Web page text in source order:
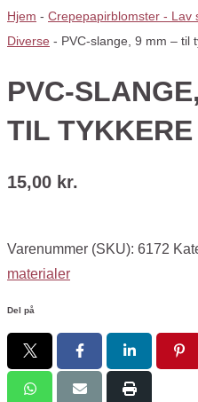
Hjem - Crepepapirblomster - Lav
Diverse - PVC-slange, 9 mm – til
PVC-
TIL
15,00 kr.
Varenummer (SKU): 6172
materialer
Del på